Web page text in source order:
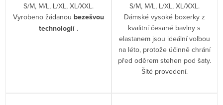
S/M, M/L, L/XL, XL/XXL.
Vyrobeno žádanou bezešvou
technologií .
S/M, M/L, L/XL, XL/XXL.
Dámské vysoké boxerky z
kvalitní česané bavlny s
elastanem jsou ideální volbou
na léto, protože účinně chrání
před oděrem stehen pod šaty.
Šité provedení.